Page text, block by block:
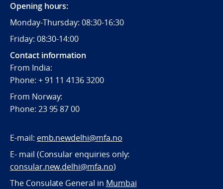
Opening hours:
Monday-Thursday: 08:30-16:30
Friday: 08:30-14:00
Contact information
From India:
Phone: + 91 11 4136 3200
From Norway:
Phone: 23 95 87 00
E-mail: emb.newdelhi@mfa.no
E- mail (Consular enquiries only:
consular.new.delhi@mfa.no)
The Consulate General in Mumbai